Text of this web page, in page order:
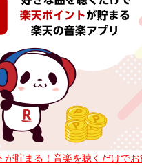
が貯まる！音楽を聴くだけで